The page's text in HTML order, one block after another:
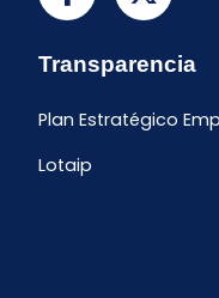
Transparencia
Plan Estratégico
Lotaip